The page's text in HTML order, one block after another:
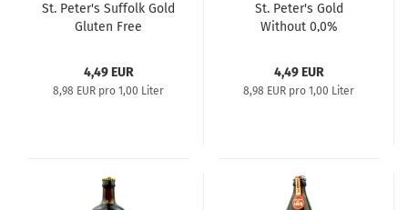
St. Peter's Suffolk Gold
Gluten Free
4,49 EUR
8,98 EUR pro 1,00 Liter
St. Peter's Gold
Without 0,0%
4,49 EUR
8,98 EUR pro 1,00 Liter